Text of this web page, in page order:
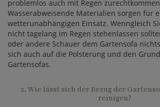
problemlos auch mit Regen
Wasserabweisende Materialien sorgen für
wetterunabhängigen Einsatz. Wenngleich
nicht tagelang im Regen stehenlassen
oder andere Schauer dem Gartensofa
sich auch auf die Polsterung und den
Gartensofas.
2. Wie lässt sich der Bezug der
reinigen?